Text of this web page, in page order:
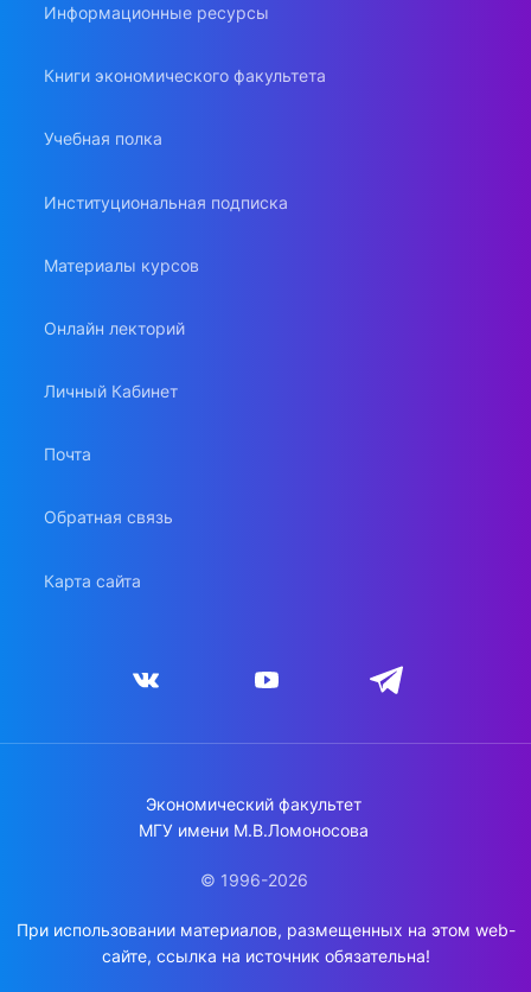
Информационные ресурсы
Книги экономического факультета
Учебная полка
Институциональная подписка
Материалы курсов
Онлайн лекторий
Личный Кабинет
Почта
Обратная связь
Карта сайта
Экономический факультет
МГУ имени М.В.Ломоносова
© 1996-2026
При использовании материалов, размещенных на этом web-
сайте, ссылка на источник обязательна!